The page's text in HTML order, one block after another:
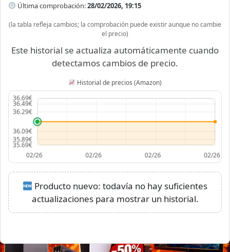
Última comprobación:28/02/2026, 19:15
(la tabla refleja cambios; la comprobación puede existir aunque no cambie
el precio)
Este historial se actualiza automáticamente cuando
detectamos cambios de precio.
Historial de precios (Amazon)
Producto nuevo: todavía no hay suficientes
actualizaciones para mostrar un historial.